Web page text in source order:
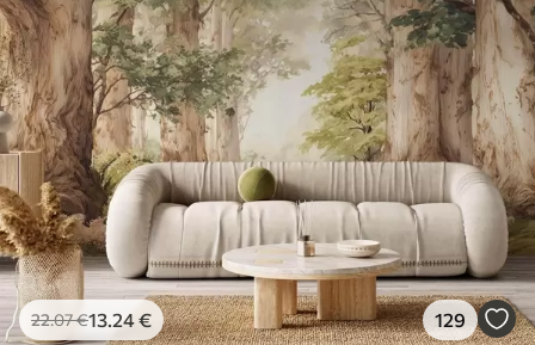
22.07€13 .24€ 129